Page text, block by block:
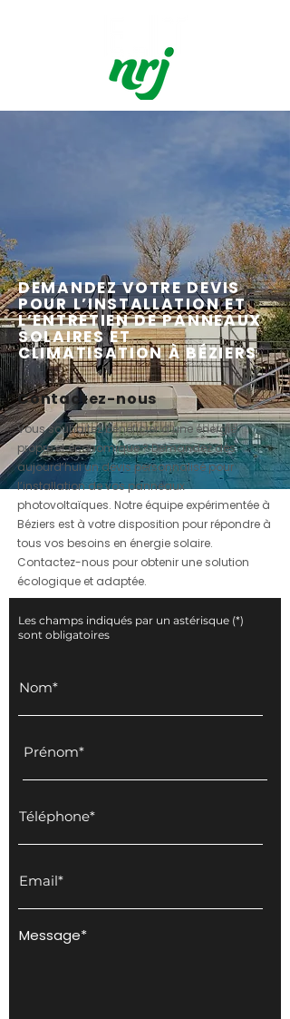
DEMANDEZ VOTRE DEVIS
POUR L’INSTALLATION ET
L’ENTRETIEN DE PANNEAUX
SOLAIRES ET
CLIMATISATION À BÉZIERS
Contactez-nous
Vous souhaitez bénéficier d’une énergie
propre et économique ? Demandez dès
aujourd’hui un devis personnalisé pour
l’installation de vos panneaux
photovoltaïques. Notre équipe expérimentée à
Béziers est à votre disposition pour répondre à
tous vos besoins en énergie solaire.
Contactez-nous pour obtenir une solution
écologique et adaptée.
Les champs indiqués par un astérisque (*)
sont obligatoires